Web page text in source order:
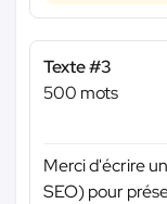
Texte #3
500 mots
Merci d'écrire
SEO) pour